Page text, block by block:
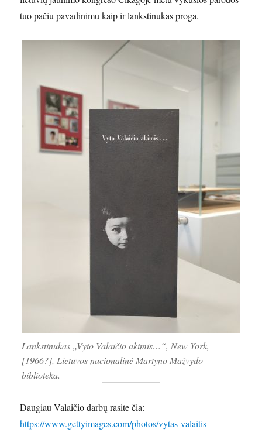
tuo pačiu pavadinimu kaip ir lankstinukas proga.
Lankstinukas „Vyto Valaičio akimis…“, New York,
[1966?], Lietuvos nacionalinė Martyno Mažvydo
biblioteka.
Daugiau Valaičio darbų rasite čia:
https://www.gettyimages.com/photos/vytas-valaitis